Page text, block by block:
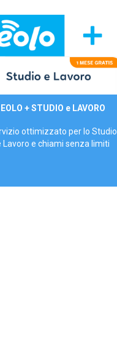
mese
EOLO + STUDIO e LAVORO
ottimizzato per lo Studio
Lavoro e chiami senza limiti